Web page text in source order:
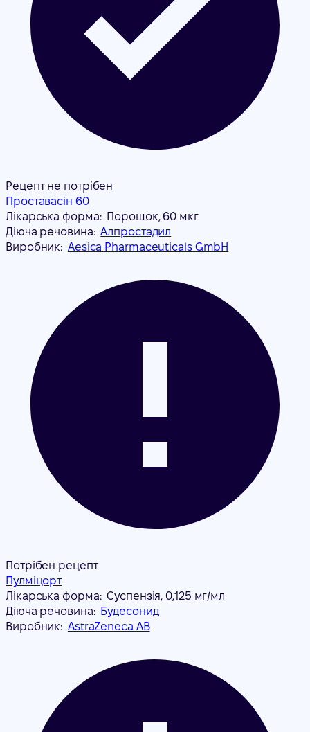
Рецепт не потрібен
Проставасін 60
Лікарська форма: Порошок, 60 мкг
Діюча речовина: Алпростадил
Виробник: Aesica Pharmaceuticals GmbH
Потрібен рецепт
Пулміцорт
Лікарська форма: Суспензія, 0,125 мг/мл
Діюча речовина: Будесонид
Виробник: AstraZeneca AB